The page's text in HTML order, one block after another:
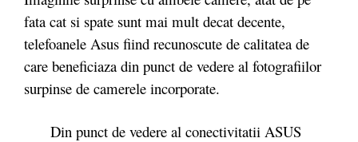
fata cat si spate sunt mai mult decat decente,
telefoanele Asus fiind recunoscute de calitatea de
care beneficiaza din punct de vedere al fotografiilor
surpinse de camerele incorporate.
Din punct de vedere al conectivitatii ASUS